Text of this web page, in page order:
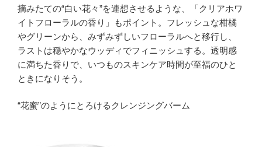
摘みたての“白い花々”を連想させるような、「クリアホワ
イトフローラルの香り」もポイント。フレッシュな柑橘
やグリーンから、みずみずしいフローラルへと移行し、
ラストは穏やかなウッディでフィニッシュする。透明感
に満ちた香りで、いつものスキンケア時間が至福のひと
ときになりそう。
“花蜜”のようにとろけるクレンジングバーム